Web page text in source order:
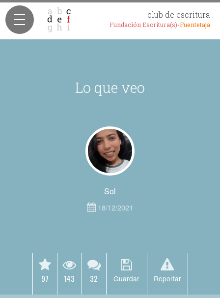
club de escritura
Fundación Escritura(s)-Fuentetaja
Lo que veo
Sol
18/12/2021
97 143 32 Guardar Reportar